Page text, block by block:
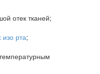
отек тканей;
изо рта;